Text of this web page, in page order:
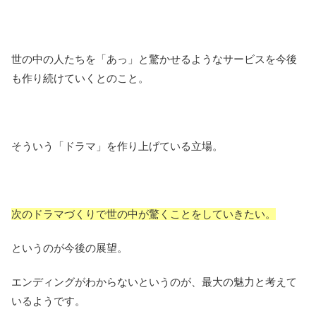
世の中の人たちを「あっ」と驚かせるようなサービスを今後
も作り続けていくとのこと。
そういう「ドラマ」を作り上げている立場。
次のドラマづくりで世の中が驚くことをしていきたい。
というのが今後の展望。
エンディングがわからないというのが、最大の魅力と考えて
いるようです。